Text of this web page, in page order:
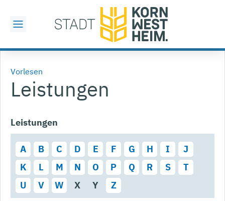
Vorlesen
Leistungen
Leistungen
A B C D E F G H I
J
K
L M N O P Q R S
T
U
V W X Y Z